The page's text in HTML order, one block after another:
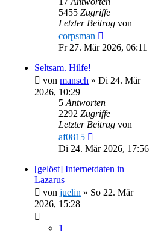
5455 Zugriffe
Letzter Beitrag von
corpsman
Fr 27. Mär 2026, 06:11
Seltsam. Hilfe!
von mansch » Di 24. Mär
2026, 10:29
5 Antworten
2292 Zugriffe
Letzter Beitrag von
af0815
Di 24. Mär 2026, 17:56
[gelöst] Internetdaten in
Lazarus
von juelin » So 22. Mär
2026, 15:28
1